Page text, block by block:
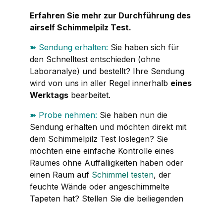
Erfahren Sie mehr zur Durchführung des
airself Schimmelpilz Test.
➽ Sendung erhalten: Sie haben sich für
den Schnelltest entschieden (ohne
Laboranalye) und bestellt? Ihre Sendung
wird von uns in aller Regel innerhalb eines
Werktags bearbeitet.
➽ Probe nehmen: Sie haben nun die
Sendung erhalten und möchten direkt mit
dem Schimmelpilz Test loslegen? Sie
möchten eine einfache Kontrolle eines
Raumes ohne Auffälligkeiten haben oder
einen Raum auf Schimmel testen, der
feuchte Wände oder angeschimmelte
Tapeten hat? Stellen Sie die beiliegenden